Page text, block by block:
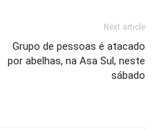
Next article
Grupo de pessoas é atacado
por abelhas, na Asa Sul, neste
sábado